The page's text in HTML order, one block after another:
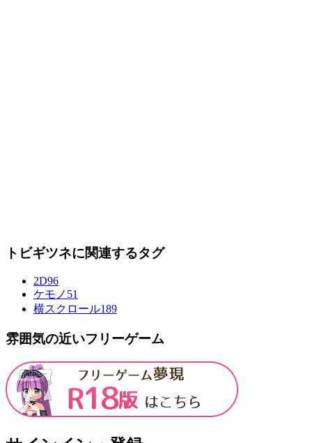
トビギツネに関連するタグ
2D96
ケモノ 51
横スクロール189
雰囲気の近いフリーゲーム